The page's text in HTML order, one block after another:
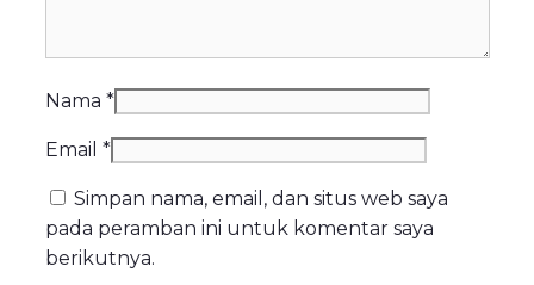
Nama *
Email *
Simpan nama, email, dan situs web saya
pada peramban ini untuk komentar saya
berikutnya.